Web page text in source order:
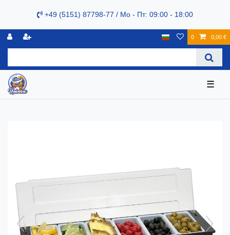
+49 (5151) 87798-77 / Mo - Пт: 09:00 - 18:00
0 0,00 €
☰